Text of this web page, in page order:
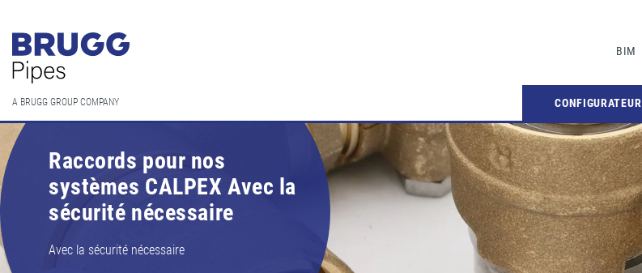
BIM
A BRUGG GROUP COMPANY CONFIGURATEUR
Raccords pour nos
systèmes CALPEX Avec la
sécurité nécessaire
Avec la sécurité nécessaire